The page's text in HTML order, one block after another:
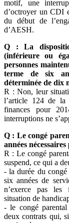
motif, une
d’octroyer un CDI
du début de
d’AESH.
Q : La
(inférieure ou
personnes
terme de six
déterminée de dix
R : Non, leur
l’article 124 de
finances pour
interruptions ne
Q : Le congé
années
R : Le congé
suspend, ce qui a
- la durée du congé
six années de
n’exerce pas les
situation de
- le congé
deux contrats qui,